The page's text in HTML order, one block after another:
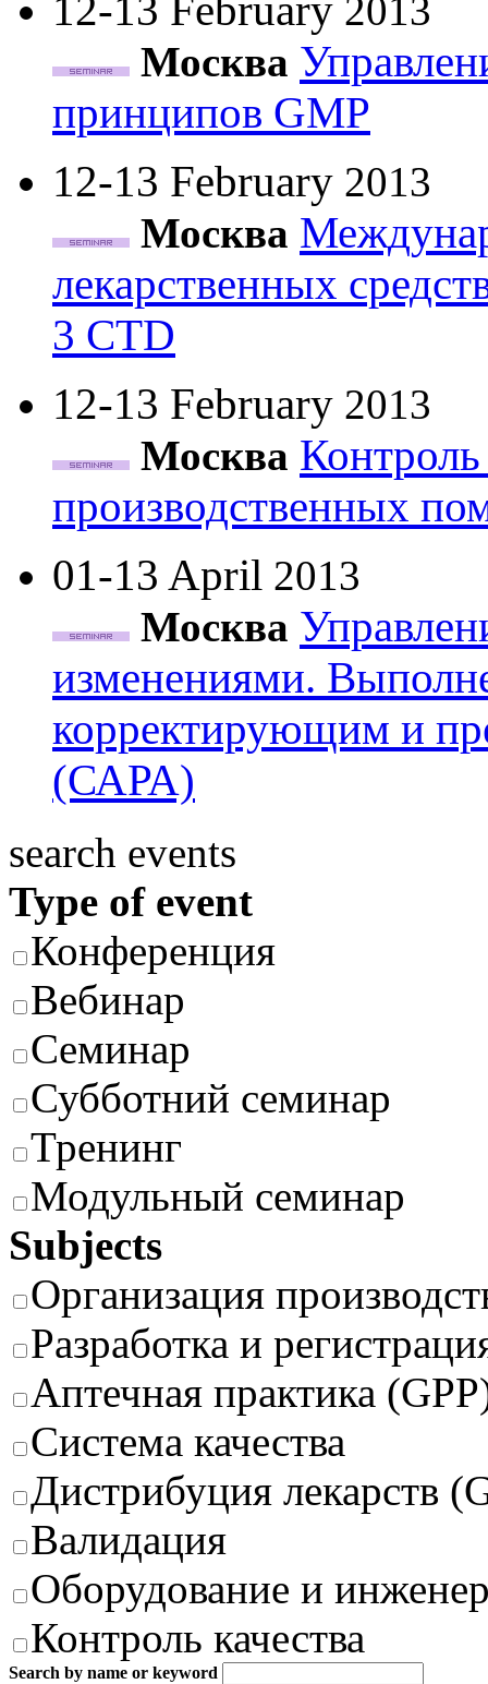
12-13 February 2013
Москва
принципов GMP
12-13 February 2013
Москва
лекарственных
3 CTD
12-13 February 2013
Москва
производственных
01-13 April 2013
Москва
изменениями.
корректирующим и
(САРА)
search events
Type of event
Конференция
Вебинар
Семинар
Субботний семинар
Тренинг
Модульный семинар
Subjects
Организация
Разработка и
Аптечная практика
Система качества
Дистрибуция лекарств
Валидация
Оборудование и
Контроль качества
Search by name or keyword